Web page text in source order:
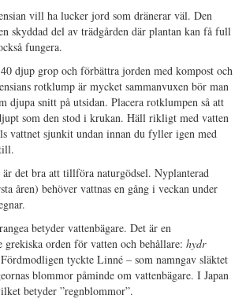
vill ha lucker jord som dränerar väl. Den
skyddad del av trädgården där plantan kan få full
fungera.
djup grop och förbättra jorden med kompost och
rotklump är mycket sammanvuxen bör man
djupa snitt på utsidan. Placera rotklumpen så att
som den stod i krukan. Häll rikligt med vatten
vattnet sjunkit undan innan du fyller igen med
är det bra att tillföra naturgödsel. Nyplanterad
åren) behöver vattnas en gång i veckan under
betyder vattenbägare. Det är en
grekiska orden för vatten och behållare: hydr
tyckte Linné – som namngav släktet
blommor påminde om vattenbägare. I Japan
betyder ”regnblommor”.